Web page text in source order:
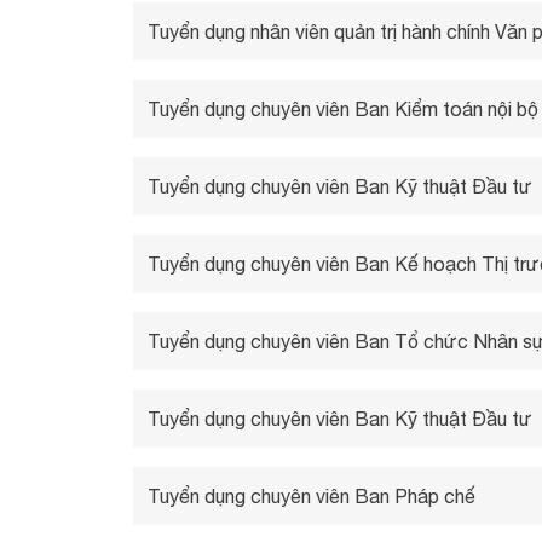
Tuyển dụng nhân viên quản trị hành chính Văn
Tuyển dụng chuyên viên Ban Kiểm toán nội bộ
Tuyển dụng chuyên viên Ban Kỹ thuật Đầu tư
Tuyển dụng chuyên viên Ban Kế hoạch Thị
Tuyển dụng chuyên viên Ban Tổ chức Nhân
Tuyển dụng chuyên viên Ban Kỹ thuật Đầu tư
Tuyển dụng chuyên viên Ban Pháp chế